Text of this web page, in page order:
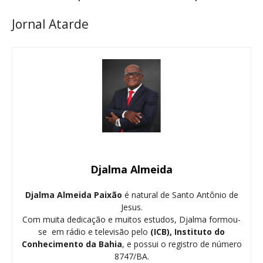
Jornal Atarde
Djalma Almeida
Djalma Almeida Paixão é natural de Santo Antônio de
Jesus.
Com muita dedicação e muitos estudos, Djalma formou-
se em rádio e televisão pelo (ICB), Instituto do
Conhecimento da Bahia, e possui o registro de número
8747/BA.